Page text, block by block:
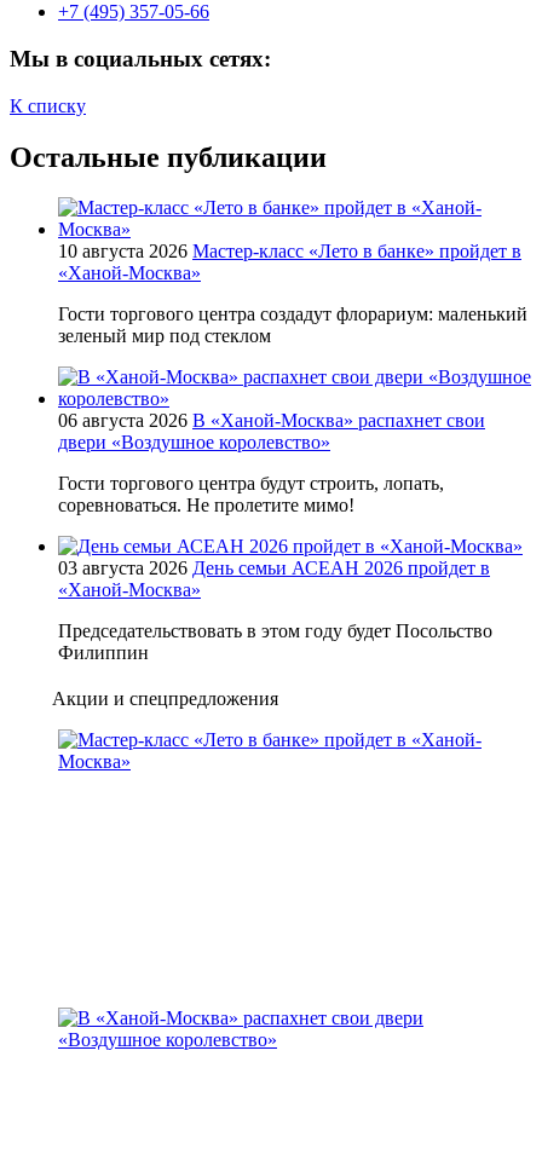
+7 (495) 357-05-66
Мы в социальных сетях:
К списку
Остальные публикации
10 августа 2026 Мастер-класс «Лето в банке» пройдет в
«Ханой-Москва»
Гости торгового центра создадут флорариум: маленький
зеленый мир под стеклом
06 августа 2026 В «Ханой-Москва» распахнет свои
двери «Воздушное королевство»
Гости торгового центра будут строить, лопать,
соревноваться. Не пролетите мимо!
03 августа 2026 День семьи АСЕАН 2026 пройдет в
«Ханой-Москва»
Председательствовать в этом году будет Посольство
Филиппин
Акции и спецпредложения